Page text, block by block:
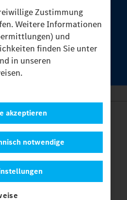
Zustimmung
Weitere Informationen
und
finden Sie unter
in unseren
notwendige
akzeptieren
Anbieter
Hinweise
Kontakt
Cookies
Datenschutz
Alle Rechte vorbehalten.